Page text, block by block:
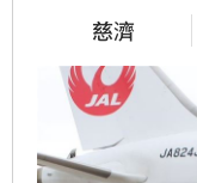
慈濟